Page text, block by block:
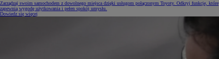
Zarządzaj swoim samochodem z dowolnego miejsca dzięki usługom połączonym Toyoty. Odkryj funkcje, które
zapewnią wygodę użytkowania i pełen spokój umysłu.
Dowiedz się więcej